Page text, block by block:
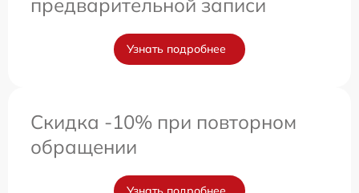
Узнать подробнее
Скидка -10% при повторном
обращении